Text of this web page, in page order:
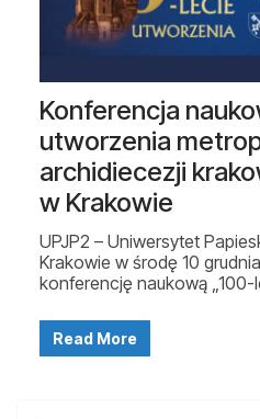
Konferencja
utworzenia
archidiecezji
w Krakowie
UPJP2 – Uniwersytet
Krakowie w środę 10
konferencję naukową „100-
Read More